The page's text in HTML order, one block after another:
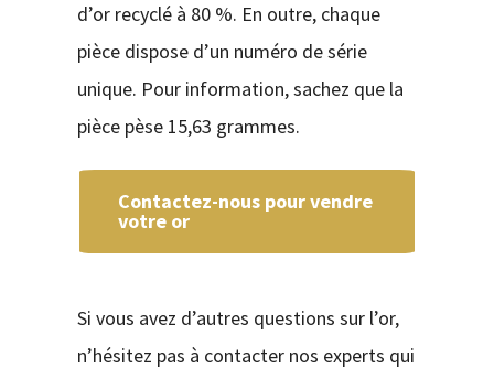
d’or recyclé à 80 %. En outre, chaque
pièce dispose d’un numéro de série
unique. Pour information, sachez que la
pièce pèse 15,63 grammes.
Contactez-nous pour vendre
votre or
Si vous avez d’autres questions sur l’or,
n’hésitez pas à contacter nos experts qui